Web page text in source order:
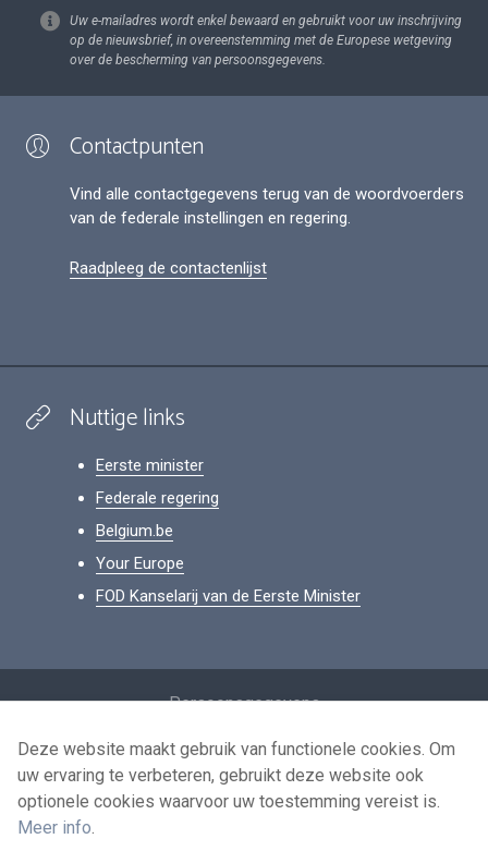
Uw e-mailadres wordt enkel bewaard en gebruikt voor uw inschrijving
op de nieuwsbrief, in overeenstemming met de Europese wetgeving
over de bescherming van persoonsgegevens.
Contactpunten
Vind alle contactgegevens terug van de woordvoerders
van de federale instellingen en regering.
Raadpleeg de contactenlijst
Nuttige links
Eerste minister
Federale regering
Belgium.be
Your Europe
FOD Kanselarij van de Eerste Minister
Persoonsgegevens
Voorwaarden voor het hergebruik
Contacteer ons
Deze website maakt gebruik van functionele cookies. Om
uw ervaring te verbeteren, gebruikt deze website ook
optionele cookies waarvoor uw toestemming vereist is.
Meer info.